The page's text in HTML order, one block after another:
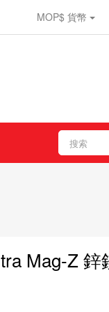
MOP$ 貨幣
Mag-Z